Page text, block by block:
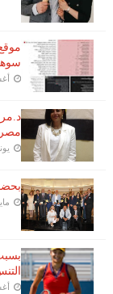
مصر
يونيو
مايو